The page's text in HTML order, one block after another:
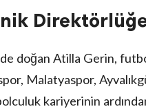
doğan Atilla Gerin,
Malatyaspor,
kariyerinin